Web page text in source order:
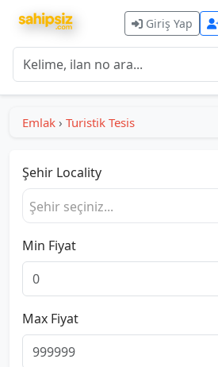
Giriş Yap
Emlak › Turistik Tesis
Şehir Locality
Şehir seçiniz...
Min Fiyat
Max Fiyat